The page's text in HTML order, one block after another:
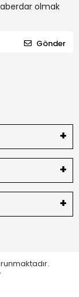
olmak
Gönder